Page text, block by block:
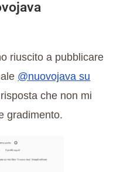
riuscito a pubblicare
@nuovojava su
che non mi
gradimento.